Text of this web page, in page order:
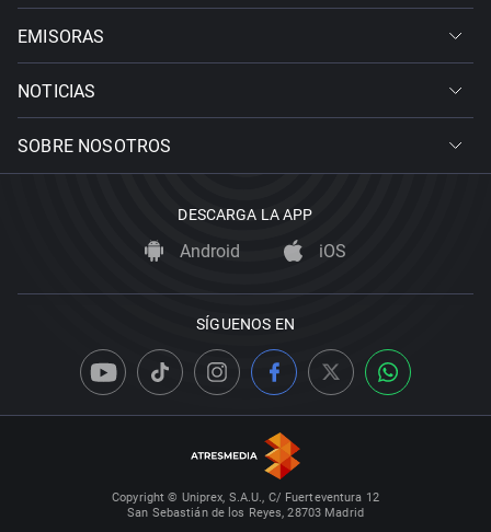
EMISORAS
NOTICIAS
SOBRE NOSOTROS
DESCARGA LA APP
Android iOS
SÍGUENOS EN
Copyright © Uniprex, S.A.U., C/ Fuerteventura 12
San Sebastián de los Reyes, 28703 Madrid